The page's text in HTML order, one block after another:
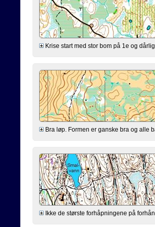
Krise start med stor bom på 1e og
Bra løp. Formen er ganske bra og alle
Ikke de største forhåpningene på